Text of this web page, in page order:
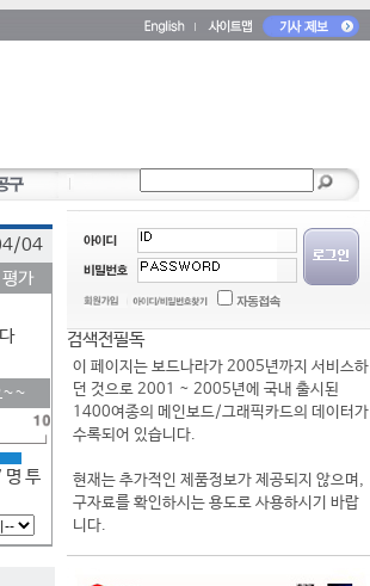
04
가
~~
투
검색전필독
이 페이지는 보드나라가 2005년까지 서비스하
던 것으로 2001 ~ 2005년에 국내 출시된
1400여종의 메인보드/그래픽카드의 데이터가
수록되어 있습니다.
현재는 추가적인 제품정보가 제공되지 않으며,
구자료를 확인하시는 용도로 사용하시기 바랍
니다.